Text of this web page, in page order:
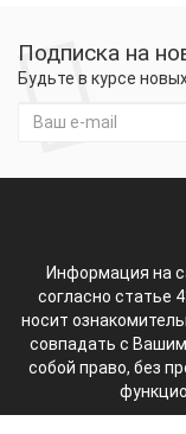
Подписка на
Будьте в курсе
Информация на
согласно статье
носит
совпадать с
собой право, без